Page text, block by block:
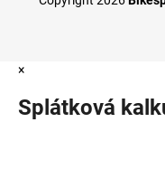
×
Splátková